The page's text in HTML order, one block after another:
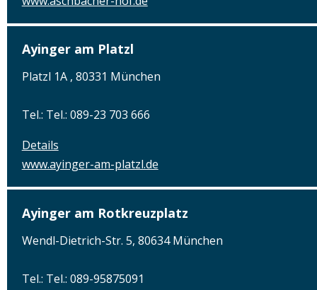
Ayinger am Platzl
Platzl 1A , 80331 München
Tel.: Tel.: 089-23 703 666
Details
www.ayinger-am-platzl.de
Ayinger am Rotkreuzplatz
Wendl-Dietrich-Str. 5, 80634 München
Tel.: Tel.: 089-95875091